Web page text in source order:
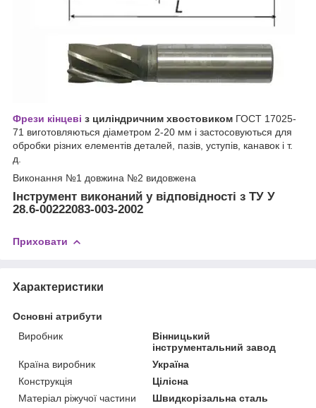
Фрези кінцеві з циліндричним хвостовиком ГОСТ 17025-
71 виготовляються діаметром 2-20 мм і застосовуються для
обробки різних елементів деталей, пазів, уступів, канавок і т.
д.
Виконання №1 довжина №2 видовжена
Інструмент виконаний у відповідності з ТУ У
28.6-00222083-003-2002
Приховати
Характеристики
Основні атрибути
Виробник
Вінницький
інструментальний завод
Країна виробник
Україна
Конструкція
Цілісна
Матеріал ріжучої частини
Швидкорізальна сталь